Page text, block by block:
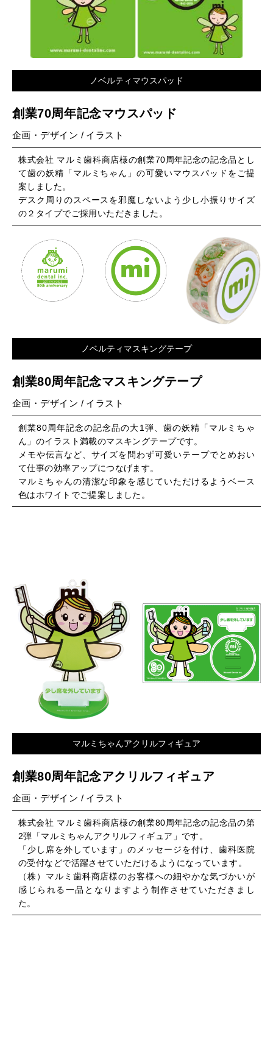
ノベルティマウスパッド
創業70周年記念マウスパッド
企画・デザイン / イラスト
株式会社 マルミ歯科商店様の創業70周年記念の記念品とし
て歯の妖精「マルミちゃん」の可愛いマウスパッドをご提
案しました。
デスク周りのスペースを邪魔しないよう少し小振りサイズ
の２タイプでご採用いただきました。
ノベルティマスキングテープ
創業80周年記念マスキングテープ
企画・デザイン / イラスト
創業80周年記念の記念品の大1弾、歯の妖精「マルミちゃ
ん」のイラスト満載のマスキングテープです。
メモや伝言など、サイズを問わず可愛いテープでとめおい
て仕事の効率アップにつなげます。
マルミちゃんの清潔な印象を感じていただけるようベース
色はホワイトでご提案しました。
マルミちゃんアクリルフィギュア
創業80周年記念アクリルフィギュア
企画・デザイン / イラスト
株式会社 マルミ歯科商店様の創業80周年記念の記念品の第
2弾「マルミちゃんアクリルフィギュア」です。
「少し席を外しています」のメッセージを付け、歯科医院
の受付などで活躍させていただけるようになっています。
（株）マルミ歯科商店様のお客様への細やかな気づかいが
感じられる一品となりますよう制作させていただきまし
た。